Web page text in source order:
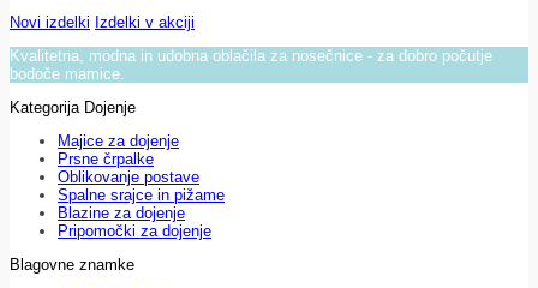
Novi izdelki Izdelki v akciji
Kvalitetna, modna in udobna oblačila za nosečnice - za dobro počutje
bodoče mamice.
Kategorija Dojenje
Majice za dojenje
Prsne črpalke
Oblikovanje postave
Spalne srajce in pižame
Blazine za dojenje
Pripomočki za dojenje
Blagovne znamke